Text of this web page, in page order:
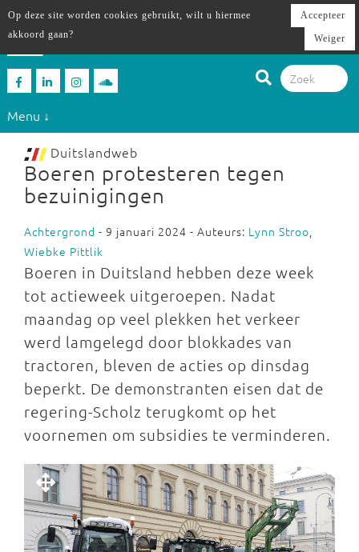
Menu ↓
Duitslandweb
Boeren protesteren tegen
bezuinigingen
Achtergrond - 9 januari 2024 - Auteurs: Lynn Stroo,
Wiebke Pittlik
Boeren in Duitsland hebben deze week
tot actieweek uitgeroepen. Nadat
maandag op veel plekken het verkeer
werd lamgelegd door blokkades van
tractoren, bleven de acties op dinsdag
beperkt. De demonstranten eisen dat de
regering-Scholz terugkomt op het
voornemen om subsidies te verminderen.
Op deze site worden cookies gebruikt, wilt u hiermee
akkoord gaan?
Accepteer
Weiger